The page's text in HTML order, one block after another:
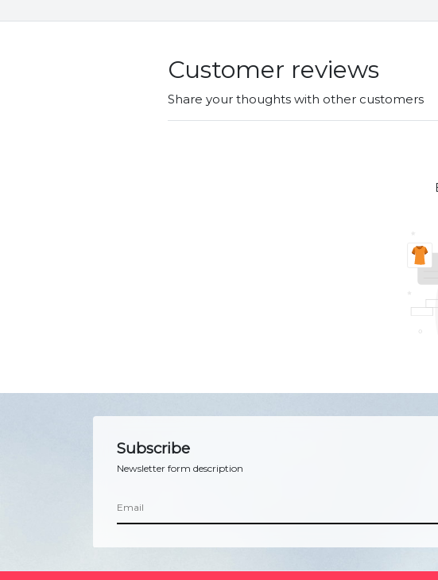
Customer reviews
Share your thoughts with other customers
Subscribe
Newsletter form description